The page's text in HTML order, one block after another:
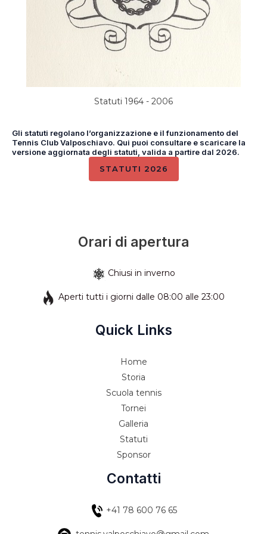
Statuti 1964 - 2006
Gli statuti regolano l’organizzazione e il funzionamento del
Tennis Club Valposchiavo. Qui puoi consultare e scaricare la
versione aggiornata degli statuti, valida a partire dal 2026.
STATUTI 2026
Orari di apertura
Chiusi in inverno
Aperti tutti i giorni dalle 08:00 alle 23:00
Quick Links
Home
Storia
Scuola tennis
Tornei
Galleria
Statuti
Sponsor
Contatti
+41 78 600 76 65